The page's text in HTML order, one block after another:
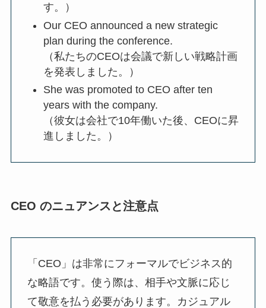
す。）
Our CEO announced a new strategic
plan during the conference.
（私たちのCEOは会議で新しい戦略計画
を発表しました。）
She was promoted to CEO after ten
years with the company.
（彼女は会社で10年働いた後、CEOに昇
進しました。）
CEO のニュアンスと注意点
「CEO」は非常にフォーマルでビジネス的
な略語です。使う際は、相手や文脈に応じ
て敬意を払う必要があります。カジュアル